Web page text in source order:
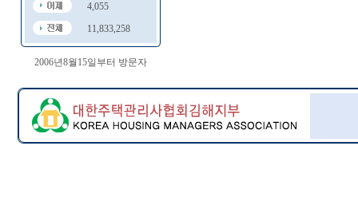
4,055
11,833,258
2006년8월15일부터 방문자